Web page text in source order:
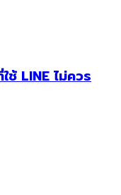
ช้ LINE ไม่ควร